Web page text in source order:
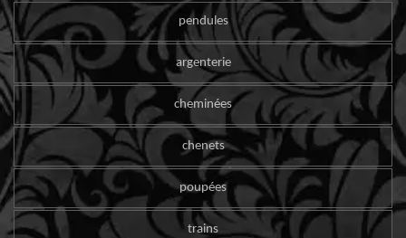
pendules
argenterie
cheminées
chenets
poupées
trains